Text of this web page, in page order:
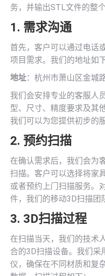
务，并输出STL文件的整个
1. 需求沟通
首先，客户可以通过电话
项目需求。我们的地址如下
地址：杭州市萧山区金城
我们会安排专业的客服人
型、尺寸、精度要求及其
我们可以为您提供初步的
2. 预约扫描
在确认需求后，我们会为
扫描。客户可以选择将家
或者预约上门扫描服务。
件，我们的移动3D扫描团
3. 3D扫描过程
在扫描当天，我们的技术
合的3D扫描设备。我们
仪，确保在不同材质和复